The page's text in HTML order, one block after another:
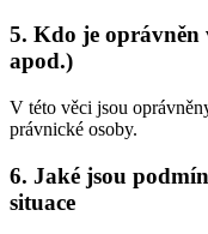
5. Kdo je oprávněn
apod.)
V této věci jsou
právnické osoby.
6. Jaké jsou
situace